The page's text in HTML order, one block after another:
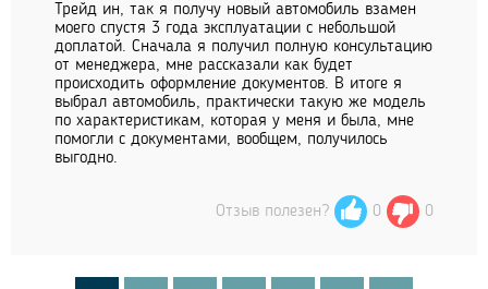
Трейд ин, так я получу новый автомобиль взамен
моего спустя 3 года эксплуатации с небольшой
доплатой. Сначала я получил полную консультацию
от менеджера, мне рассказали как будет
происходить оформление документов. В итоге я
выбрал автомобиль, практически такую же модель
по характеристикам, которая у меня и была, мне
помогли с документами, вообщем, получилось
выгодно.
Отзыв полезен? 0 0